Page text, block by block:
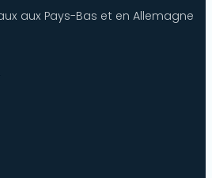
aux Pays-Bas et en Allemagne